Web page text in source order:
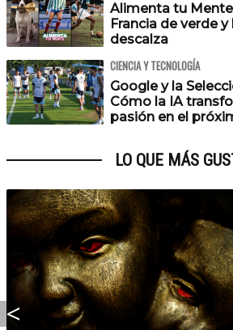
Alimenta tu
Francia de verde
descalza
CIENCIA Y TECNOLOGÍA
Google y la
Cómo la IA
pasión en el
LO QUE MÁS